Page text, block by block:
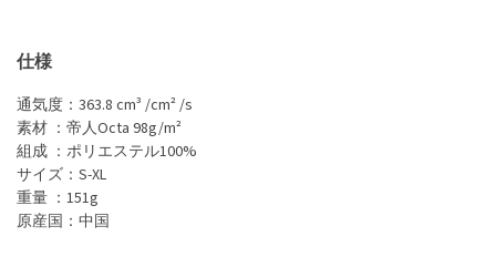
仕様
通気度：363.8 cm³ /cm² /s
素材 ：帝人Octa 98g/m²
組成 ：ポリエステル100%
サイズ：S-XL
重量 ：151g
原産国：中国